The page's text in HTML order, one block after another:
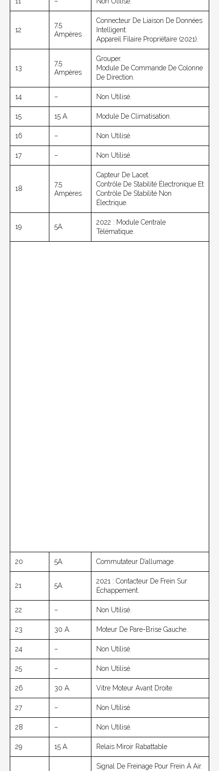
12
7,5
Ampères
Connecteur De Liaison De Données
Intelligent.
Appareil Filaire Propriétaire (2021).
13
7,5
Ampères
Grouper.
Module De Commande De Colonne
De Direction.
14 – Non Utilisé.
15 15 A. Module De Climatisation.
16 – Non Utilisé.
17 – Non Utilisé.
18
7,5
Ampères
Capteur De Lacet.
Contrôle De Stabilité Électronique Et
Contrôle De Stabilité Non
Électrique.
19 5A.
2022 : Module Centrale
Télématique.
20 5A. Commutateur D’allumage.
21 5A.
2021 : Contacteur De Frein Sur
Échappement.
22 – Non Utilisé.
23 30 A. Moteur De Pare-Brise Gauche.
24 – Non Utilisé.
25 – Non Utilisé.
26 30 A. Vitre Moteur Avant Droite.
27 – Non Utilisé.
28 – Non Utilisé.
29 15 A. Relais Miroir Rabattable
Signal De Freinage Pour Frein À Air.